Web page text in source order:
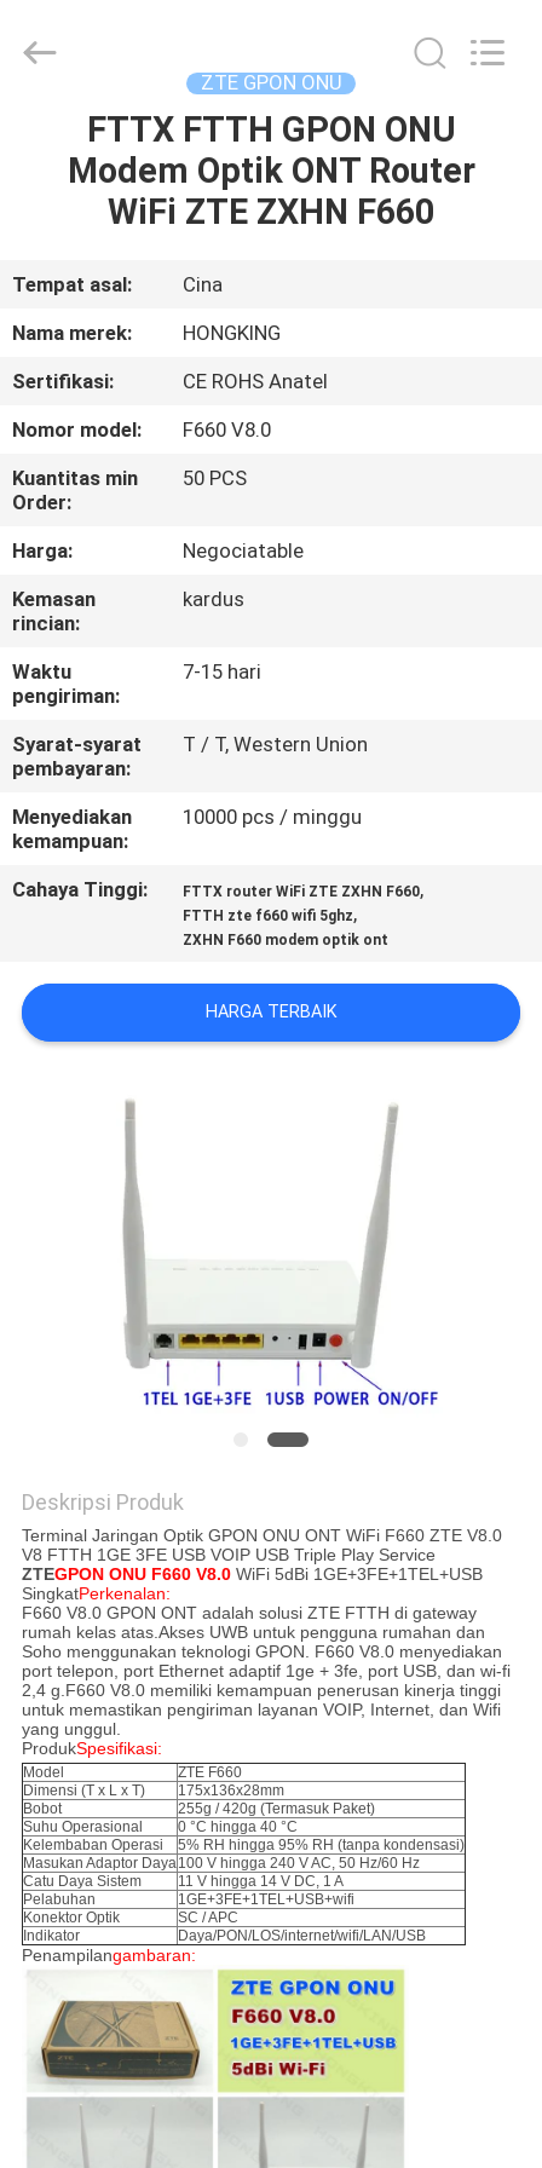
RUMAH
PRODUK
TENTANG
KAMI
TUR
PABRIK
KONTROL
KUALITAS
HUBUNGI
KAMI
PERMINTAAN
SITEMAP
POLICY
LIMITED.
ZTE GPON ONU
FTTX FTTH GPON ONU
Modem Optik ONT Router
WiFi ZTE ZXHN F660
Tempat asal:
Cina
Nama merek:
HONGKING
Sertifikasi:
CE ROHS Anatel
Nomor model:
F660 V8.0
Kuantitas min
Order:
50 PCS
Harga:
Negociatable
Kemasan
rincian:
kardus
Waktu
pengiriman:
7-15 hari
Syarat-syarat
pembayaran:
T / T, Western Union
Menyediakan
kemampuan:
10000 pcs / minggu
Cahaya Tinggi: FTTX router WiFi ZTE ZXHN F660,
FTTH zte f660 wifi 5ghz,
ZXHN F660 modem optik ont
HARGA TERBAIK
Deskripsi Produk
Terminal Jaringan Optik GPON ONU ONT WiFi F660 ZTE V8.0
V8 FTTH 1GE 3FE USB VOIP USB Triple Play Service
ZTEGPON ONU F660 V8.0 WiFi 5dBi 1GE+3FE+1TEL+USB
SingkatPerkenalan:
F660 V8.0 GPON ONT adalah solusi ZTE FTTH di gateway
rumah kelas atas.Akses UWB untuk pengguna rumahan dan
Soho menggunakan teknologi GPON. F660 V8.0 menyediakan
port telepon, port Ethernet adaptif 1ge + 3fe, port USB, dan wi-fi
2,4 g.F660 V8.0 memiliki kemampuan penerusan kinerja tinggi
untuk memastikan pengiriman layanan VOIP, Internet, dan Wifi
yang unggul.
ProdukSpesifikasi:
Model
ZTE F660
Dimensi (T x L x T)
175x136x28mm
Bobot
255g / 420g (Termasuk Paket)
Suhu Operasional
0 °C hingga 40 °C
Kelembaban Operasi
5% RH hingga 95% RH (tanpa kondensasi)
Masukan Adaptor Daya100 V hingga 240 V AC, 50 Hz/60 Hz
Catu Daya Sistem
11 V hingga 14 V DC, 1 A
Pelabuhan
1GE+3FE+1TEL+USB+wifi
Konektor Optik
SC / APC
Indikator
Daya/PON/LOS/internet/wifi/LAN/USB
Penampilangambaran: